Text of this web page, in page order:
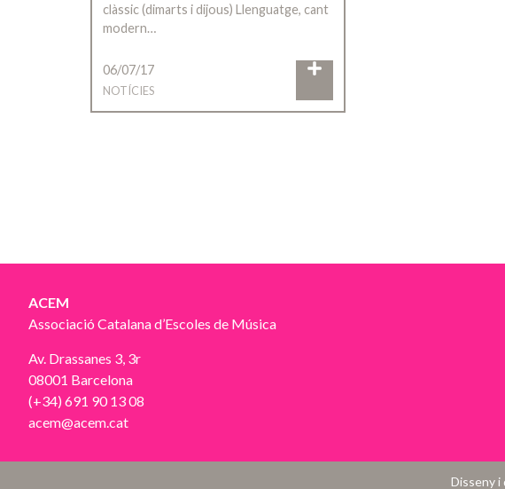
clàssic (dimarts i dijous) Llenguatge, cant
modern…
06/07/17
NOTÍCIES
ACEM
Associació Catalana d’Escoles de Música
Av. Drassanes 3, 3r
08001 Barcelona
(+34) 691 90 13 08
acem@acem.cat
Disseny i